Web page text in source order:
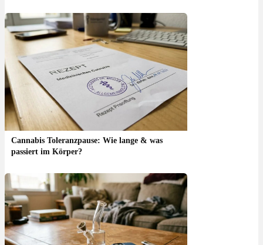
Cannabis Toleranzpause: Wie lange & was
passiert im Körper?